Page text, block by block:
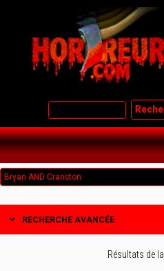
Rechercher
RECHERCHE AVANCÉE
Résultats de